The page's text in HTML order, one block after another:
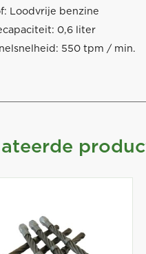
Loodvrije benzine
0,6 liter
550 tpm / min.